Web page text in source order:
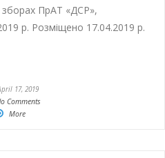
зборах ПрАТ «ДСР»,
р. Розміщено 17.04.2019 р.
17, 2019
Comments
More